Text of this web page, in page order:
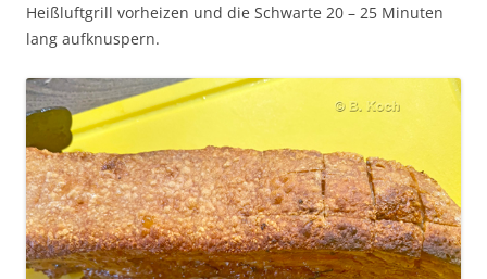
Heißluftgrill vorheizen und die Schwarte 20 – 25 Minuten
lang aufknuspern.